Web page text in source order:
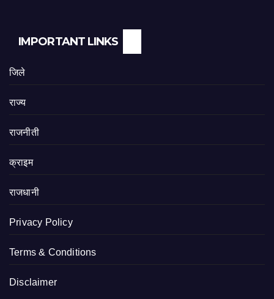
IMPORTANT LINKS
जिले
राज्य
राजनीती
क्राइम
राजधानी
Privacy Policy
Terms & Conditions
Disclaimer